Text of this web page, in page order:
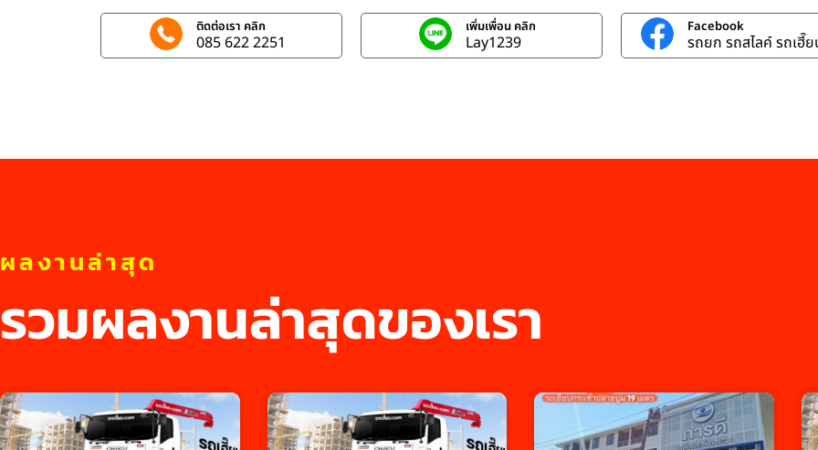
ติดต่อเรา คลิก
085 622 2251
เพิ่มเพื่อน คลิก
Lay1239
Facebook
รถยก รถสไลค์ รถเฮี๊ย
ผลงานล่าสุด
รวมผลงานล่าสุดของเรา